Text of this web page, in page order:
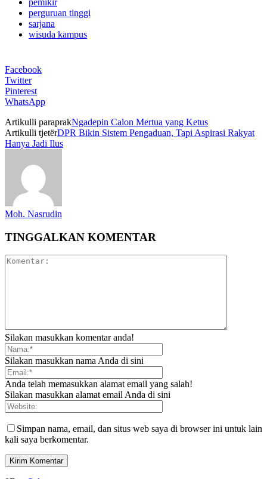
perguruan tinggi
sarjana
wisuda kampus
Facebook
Twitter
Pinterest
WhatsApp
Artikulli paraprakNgadepin Calon Mertua yang Ketus
Artikulli tjetërDPR Bikin Sistem Pengaduan, Tapi Aspirasi Rakyat
Hanya Jadi Ilus
Moh. Nasrudin
TINGGALKAN KOMENTAR
Silakan masukkan komentar anda!
Silakan masukkan nama Anda di sini
Anda telah memasukkan alamat email yang salah!
Silakan masukkan alamat email Anda di sini
Simpan nama, email, dan situs web saya di browser ini untuk lain
kali saya berkomentar.